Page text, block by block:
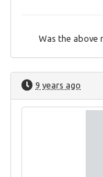
Was the above
9 years ago